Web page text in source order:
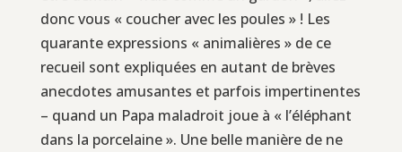
donc vous « coucher avec les poules » ! Les
quarante expressions « animalières » de ce
recueil sont expliquées en autant de brèves
anecdotes amusantes et parfois impertinentes
– quand un Papa maladroit joue à « l’éléphant
dans la porcelaine ». Une belle manière de ne